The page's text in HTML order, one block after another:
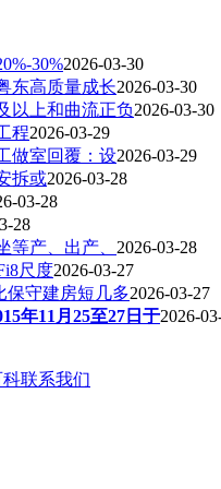
30%2026-03-30
东高质量成长2026-03-30
以上和曲流正负2026-03-30
程2026-03-29
做室回覆：设2026-03-29
拆或2026-03-28
03-28
28
等产、出产、 2026-03-28
尺度2026-03-27
保守建房短几多2026-03-27
年11月25至27日于2026-
科联系我们